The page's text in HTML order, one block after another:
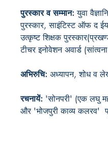
पुरस्कार व सम्मान:युवा
पुरस्कार, साइंटिस्ट ऑफ द
उत्कृष्ट शिक्षक
टीचर इनोवेशन अवार्ड
अभिरुचि: अध्यापन, शोध व
रचनायें: 'सोनपरी' (एक लघु
और 'भोजपुरी काव्य कलरव'